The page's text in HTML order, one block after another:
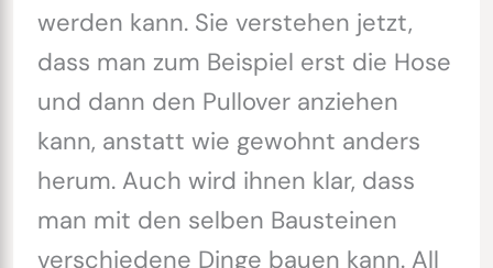
werden kann. Sie verstehen jetzt,
dass man zum Beispiel erst die Hose
und dann den Pullover anziehen
kann, anstatt wie gewohnt anders
herum. Auch wird ihnen klar, dass
man mit den selben Bausteinen
verschiedene Dinge bauen kann. All